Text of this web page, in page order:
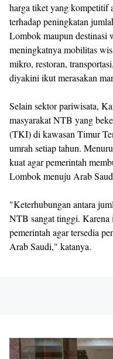
harga tiket yang kompetitif
terhadap peningkatan
Lombok maupun destinasi
meningkatnya mobilitas
mikro, restoran,
diyakini ikut merasakan
Selain sektor pariwisata,
masyarakat NTB yang
(TKI) di kawasan Timur
umrah setiap tahun.
kuat agar pemerintah
Lombok menuju Arab
"Keterhubungan antara
NTB sangat tinggi. Karena
pemerintah agar tersedia
Arab Saudi," katanya.